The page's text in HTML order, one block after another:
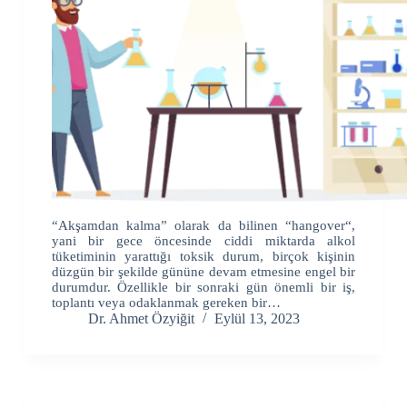
“Akşamdan kalma” olarak da bilinen “hangover“,
yani bir gece öncesinde ciddi miktarda alkol
tüketiminin yarattığı toksik durum, birçok kişinin
düzgün bir şekilde gününe devam etmesine engel bir
durumdur. Özellikle bir sonraki gün önemli bir iş,
toplantı veya odaklanmak gereken bir…
Dr. Ahmet Özyiğit Eylül 13, 2023